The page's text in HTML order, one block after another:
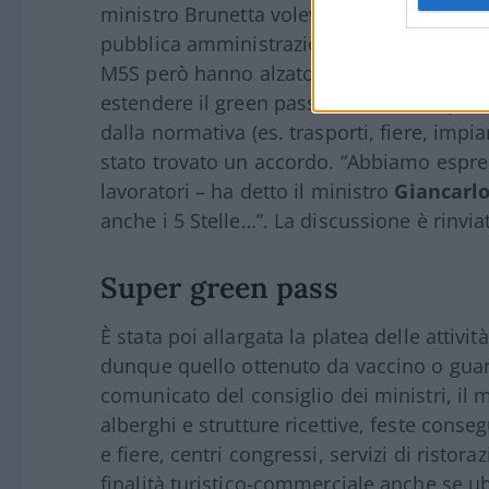
ministro Brunetta voleva invece limitare
pubblica amministrazione e il Cts si è
M5S però hanno alzato le barricate.
estendere il green pass rafforzato a
dalla normativa (es. trasporti, fiere,
stato trovato un accordo. “Abbiamo
lavoratori – ha detto il ministro
anche i 5 Stelle…”. La discussione è
Super green pass
È stata poi allargata la platea delle
dunque quello ottenuto da vaccino o
comunicato del consiglio dei ministri, il
alberghi e strutture ricettive, feste
e fiere, centri congressi, servizi di
finalità turistico-commerciale anche se